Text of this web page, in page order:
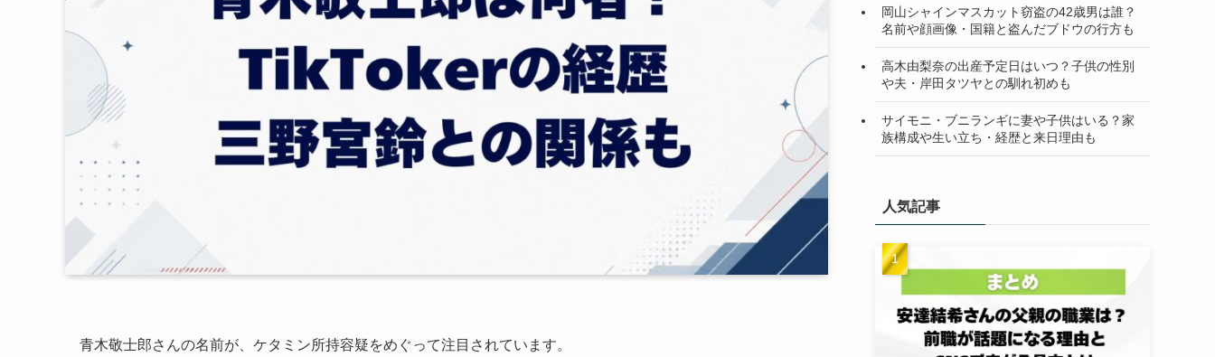
青木敬士郎さんの名前が、ケタミン所持容疑をめぐって注目されています。
岡山シャインマスカット窃盗の42歳男は誰？
名前や顔画像・国籍と盗んだブドウの行方も
高木由梨奈の出産予定日はいつ？子供の性別
や夫・岸田タツヤとの馴れ初めも
サイモニ・ブニランギに妻や子供はいる？家
族構成や生い立ち・経歴と来日理由も
人気記事